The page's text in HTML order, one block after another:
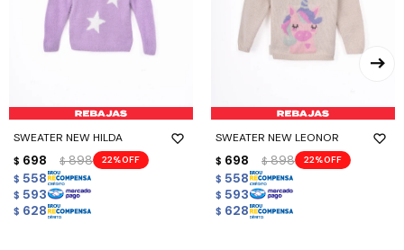
SWEATER NEW HILDA
$ 698 $ 898 22
$ 558
$ 593
$ 628
SWEATER NEW LEONOR
$ 698 $ 898 22
$ 558
$ 593
$ 628